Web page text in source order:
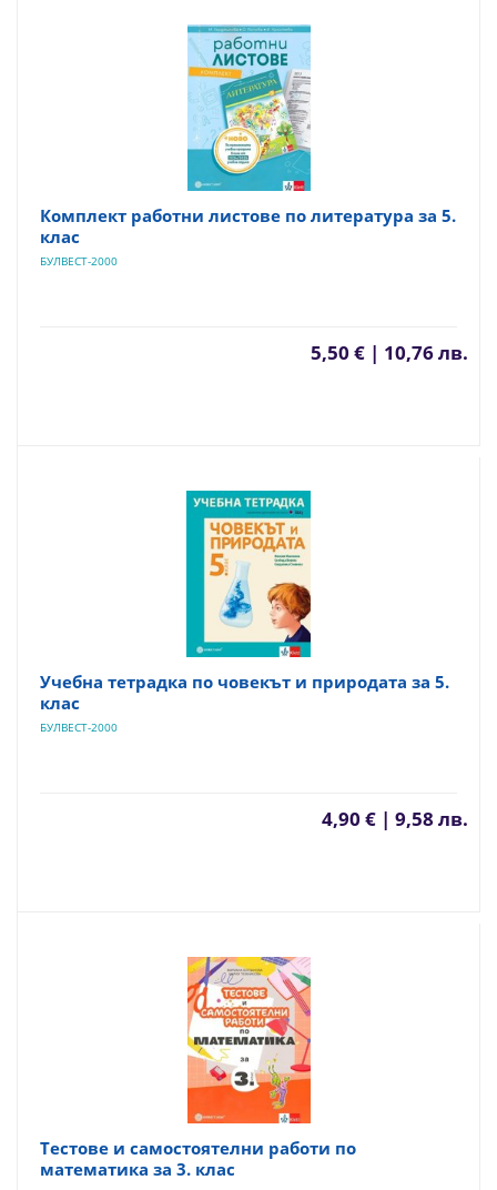
Комплект работни листове по литература за 5.
клас
БУЛВЕСТ-2000
5,50 € | 10,76 лв.
Учебна тетрадка по човекът и природата за 5.
клас
БУЛВЕСТ-2000
4,90 € | 9,58 лв.
Тестове и самостоятелни работи по
математика за 3. клас